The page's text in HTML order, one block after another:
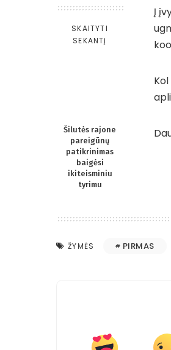
SKAITYTI
SEKANTĮ
Šilutės rajone
pareigūnų
patikrinimas
baigėsi
ikiteisminiu
tyrimu
Į
ŽYMĖS PIRMAS